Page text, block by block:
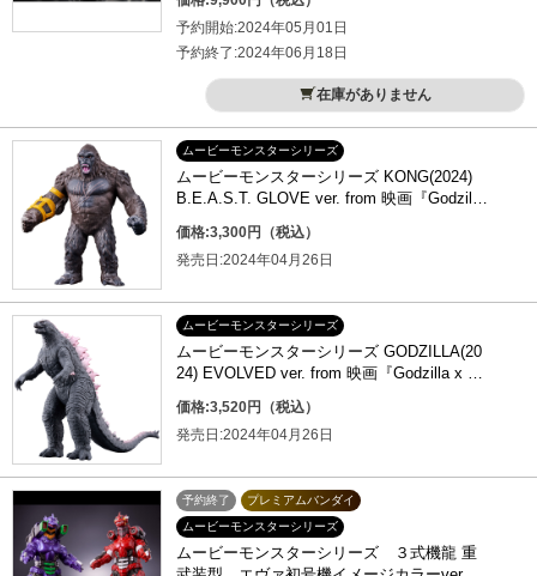
予約開始:2024年05月01日
予約終了:2024年06月18日
在庫がありません
ムービーモンスターシリーズ
ムービーモンスターシリーズ KONG(2024)
B.E.A.S.T. GLOVE ver. from 映画『Godzilla
x Kong: The New Empire』
価格:3,300円（税込）
発売日:2024年04月26日
ムービーモンスターシリーズ
ムービーモンスターシリーズ GODZILLA(20
24) EVOLVED ver. from 映画『Godzilla x Ko
ng: The New Empire』
価格:3,520円（税込）
発売日:2024年04月26日
予約終了
プレミアムバンダイ
ムービーモンスターシリーズ
ムービーモンスターシリーズ ３式機龍 重